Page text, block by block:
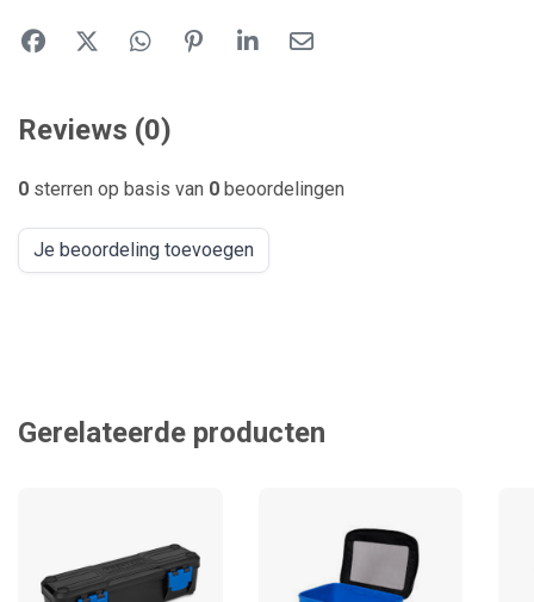
Reviews (0)
0 sterren op basis van 0 beoordelingen
Je beoordeling toevoegen
Gerelateerde producten